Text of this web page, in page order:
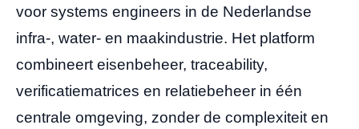
voor systems engineers in de Nederlandse
infra-, water- en maakindustrie. Het platform
combineert eisenbeheer, traceability,
verificatiematrices en relatiebeheer in één
centrale omgeving, zonder de complexiteit en